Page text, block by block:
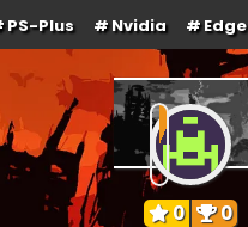
PS-Plus Nvidia Edge
0 0